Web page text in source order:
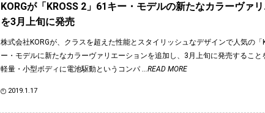
KORGが「KROSS 2」61キー・モデルの新たなカラーヴァ
を3月上旬に発売
株式会社KORGが、クラスを超えた性能とスタイリッシュなデザインで人気の「
ー・モデルに新たなカラーヴァリエーションを追加し、3月上旬に発売するこ
軽量・小型ボディに電池駆動というコンパ...READ MORE
2019.1.17